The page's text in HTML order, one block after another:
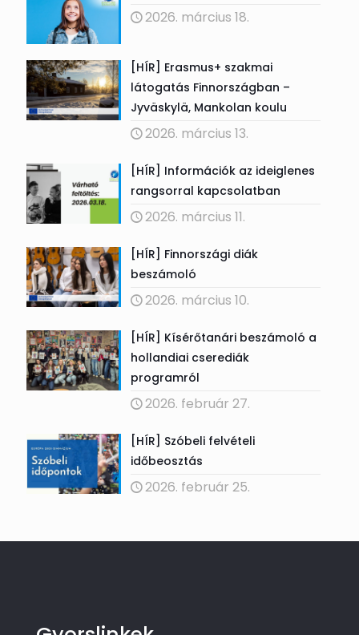
2026. március 18.
[HÍR] Erasmus+ szakmai
látogatás Finnországban –
Jyväskylä, Mankolan koulu
2026. március 13.
[HÍR] Információk az ideiglenes
rangsorral kapcsolatban
2026. március 11.
[HÍR] Finnországi diák
beszámoló
2026. március 10.
[HÍR] Kísérőtanári beszámoló a
hollandiai cserediák
programról
2026. február 27.
[HÍR] Szóbeli felvételi
időbeosztás
2026. február 25.